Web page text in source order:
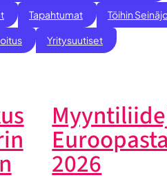
Tapahtumat Töihin
Yritysuutiset
2026